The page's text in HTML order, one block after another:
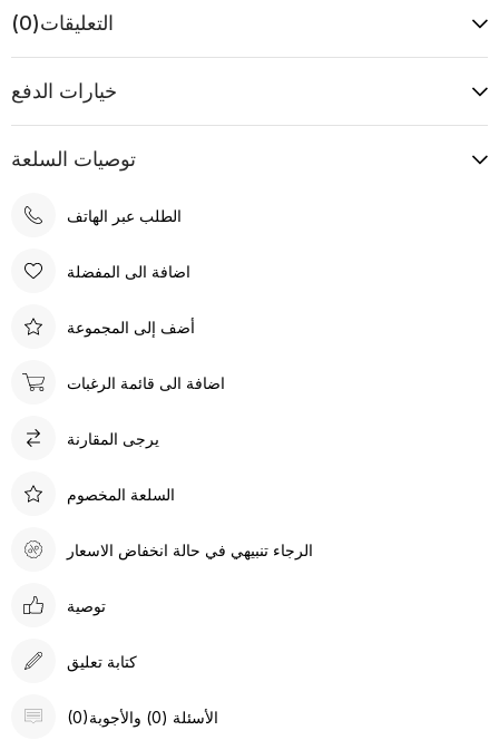
التعليقات(0)
خيارات الدفع
توصيات السلعة
الطلب عبر الهاتف
اضافة الى المفضلة
أضف إلى المجموعة
اضافة الى قائمة الرغبات
يرجى المقارنة
السلعة المخصوم
الرجاء تنبيهي في حالة انخفاض الاسعار
توصية
كتابة تعليق
(0)الأسئلة (0) والأجوبة